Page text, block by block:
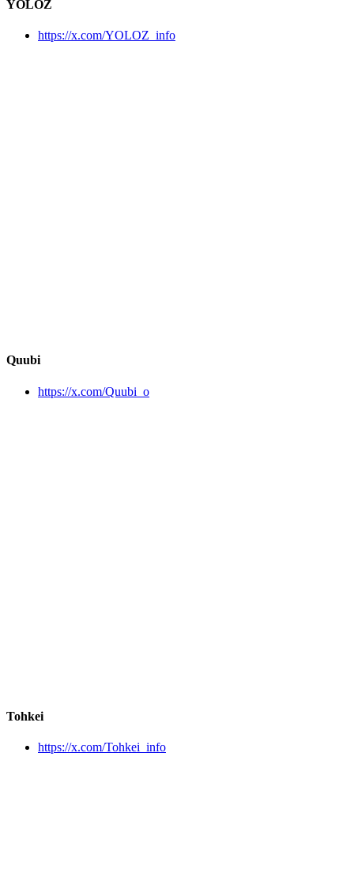
YOLOZ
https://x.com/YOLOZ_info
Quubi
https://x.com/Quubi_o
Tohkei
https://x.com/Tohkei_info